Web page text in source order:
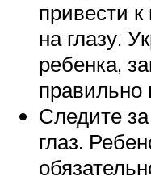
привести
на глазу.
ребенка,
правильно
Следите
глаз.